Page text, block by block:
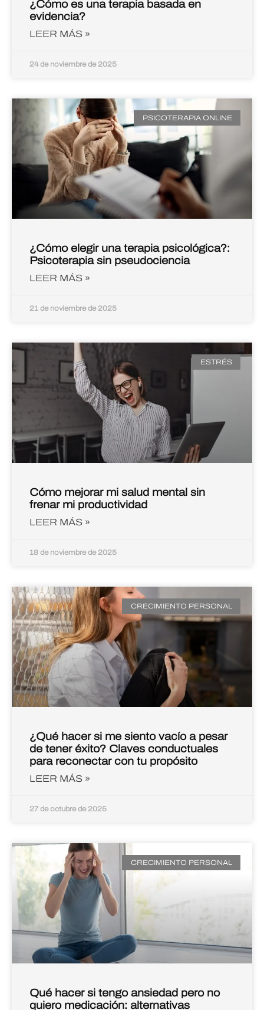
¿Cómo es una terapia basada en
evidencia?
LEER MÁS »
24 de noviembre de 2025
PSICOTERAPIA ONLINE
¿Cómo elegir una terapia psicológica?:
Psicoterapia sin pseudociencia
LEER MÁS »
21 de noviembre de 2025
ESTRÉS
Cómo mejorar mi salud mental sin
frenar mi productividad
LEER MÁS »
18 de noviembre de 2025
CRECIMIENTO PERSONAL
¿Qué hacer si me siento vacío a pesar
de tener éxito? Claves conductuales
para reconectar con tu propósito
LEER MÁS »
27 de octubre de 2025
CRECIMIENTO PERSONAL
Qué hacer si tengo ansiedad pero no
quiero medicación: alternativas